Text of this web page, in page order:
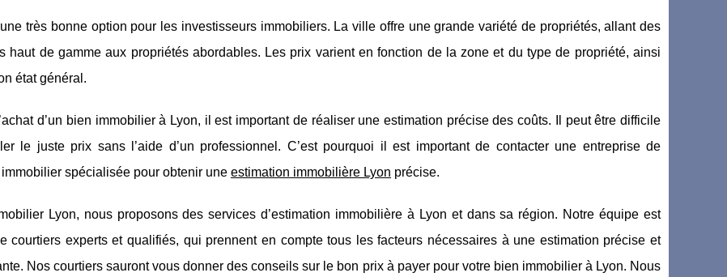
une très bonne option pour les investisseurs immobiliers. La ville offre une grande variété de propriétés, allant des
haut de gamme aux propriétés abordables. Les prix varient en fonction de la zone et du type de propriété, ainsi
état général.
d’un bien immobilier à Lyon, il est important de réaliser une estimation précise des coûts. Il peut être difficile
le juste prix sans l’aide d’un professionnel. C’est pourquoi il est important de contacter une entreprise de
spécialisée pour obtenir une estimation immobilière Lyon précise.
Lyon, nous proposons des services d’estimation immobilière à Lyon et dans sa région. Notre équipe est
courtiers experts et qualifiés, qui prennent en compte tous les facteurs nécessaires à une estimation précise et
Nos courtiers sauront vous donner des conseils sur le bon prix à payer pour votre bien immobilier à Lyon. Nous